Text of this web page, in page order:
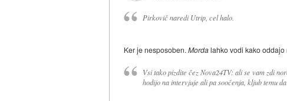
Pirkovič naredi Utrip, cel halo.
Ker je nesposoben.Mordalahko vodi kako
Vsi tako pizdite čez Nova24TV: ali se vam zdi
hodijo na intervjuje ali pa soočenja, kljub temu